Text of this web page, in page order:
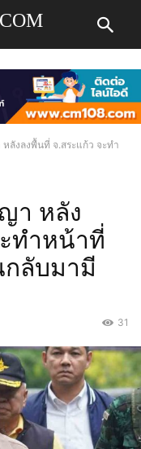
ลังลงพื้นที่ จ.สระแก้ว จะทำ
า หลัง
ทำหน้าที่
ลับมามี
31